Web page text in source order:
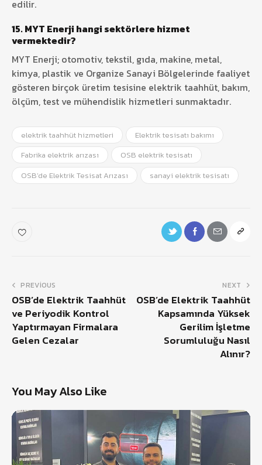
edilir.
15. MYT Enerji hangi sektörlere hizmet
vermektedir?
MYT Enerji; otomotiv, tekstil, gıda, makine, metal,
kimya, plastik ve Organize Sanayi Bölgelerinde faaliyet
gösteren birçok üretim tesisine elektrik taahhüt, bakım,
ölçüm, test ve mühendislik hizmetleri sunmaktadır.
elektrik taahhüt hizmetleri
Elektrik tesisatı bakımı
Fabrika elektrik arızası
OSB elektrik tesisatı
OSB'de Elektrik Tesisat Arızası
sanayi elektrik tesisatı
PREVIOUS
OSB’de Elektrik Taahhüt
ve Periyodik Kontrol
Yaptırmayan Firmalara
Gelen Cezalar
NEXT
OSB’de Elektrik Taahhüt
Kapsamında Yüksek
Gerilim İşletme
Sorumluluğu Nasıl
Alınır?
You May Also Like